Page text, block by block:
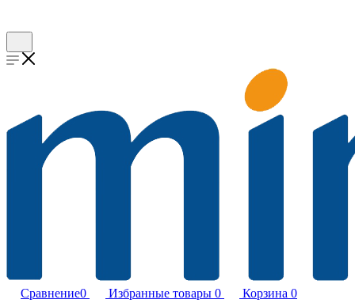
Сравнение0 Избранные товары 0 Корзина 0